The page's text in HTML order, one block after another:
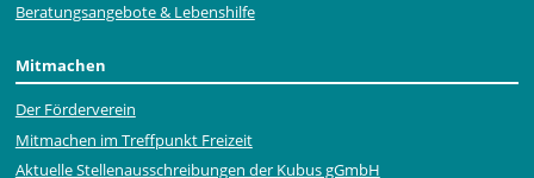
Beratungsangebote & Lebenshilfe
Mitmachen
Der Förderverein
Mitmachen im Treffpunkt Freizeit
Aktuelle Stellen­ausschrei­bungen der Kubus gGmbH